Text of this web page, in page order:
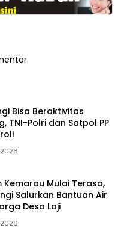
Bisa Beraktivitas
TNI-Polri dan Satpol PP
Kemarau Mulai Terasa,
Salurkan Bantuan Air
Desa Loji